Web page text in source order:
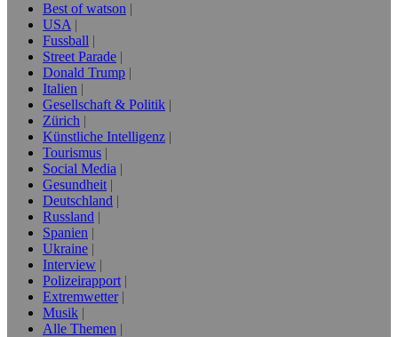
Best of watson
USA
Fussball
Street Parade
Donald Trump
Italien
Gesellschaft & Politik
Zürich
Künstliche Intelligenz
Tourismus
Social Media
Gesundheit
Deutschland
Russland
Spanien
Ukraine
Interview
Polizeirapport
Extremwetter
Musik
Alle Themen